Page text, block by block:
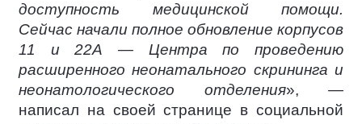
доступность медицинской помощи.
Сейчас начали полное обновление корпусов
11 и 22А — Центра по проведению
расширенного неонатального скрининга и
неонатологического отделения», —
написал на своей странице в социальной